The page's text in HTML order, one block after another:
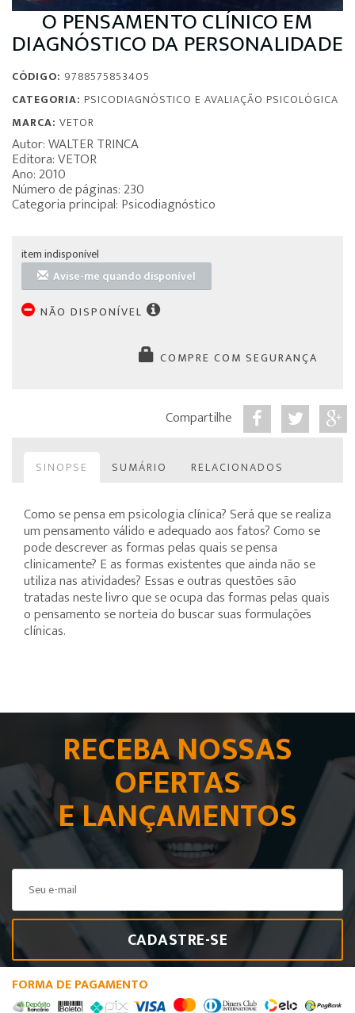
O PENSAMENTO CLÍNICO EM
DIAGNÓSTICO DA PERSONALIDADE
CÓDIGO: 9788575853405
CATEGORIA: PSICODIAGNÓSTICO E AVALIAÇÃO PSICOLÓGICA
MARCA: VETOR
Autor: WALTER TRINCA
Editora: VETOR
Ano: 2010
Número de páginas: 230
Categoria principal: Psicodiagnóstico
item indisponível
Avise-me quando disponível
NÃO DISPONÍVEL
COMPRE COM SEGURANÇA
Compartilhe
SINOPSE SUMÁRIO RELACIONADOS
Como se pensa em psicologia clínica? Será que se realiza
um pensamento válido e adequado aos fatos? Como se
pode descrever as formas pelas quais se pensa
clinicamente? E as formas existentes que ainda não se
utiliza nas atividades? Essas e outras questões são
tratadas neste livro que se ocupa das formas pelas quais
o pensamento se norteia do buscar suas formulações
clínicas.
RECEBA NOSSAS
OFERTAS
E LANÇAMENTOS
CADASTRE-SE
FORMA DE PAGAMENTO